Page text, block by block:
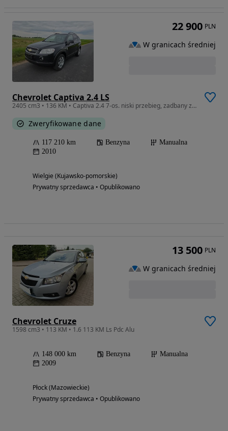
Chevrolet Captiva 2.4 LS
2405 cm3 • 136 KM • Captiva 2.4 7-os. niski przebieg, zadbany zobacz jaki ładny
Zweryfikowane dane
117 210 km Benzyna
Manualna
2010
Wielgie (Kujawsko-pomorskie)
Prywatny sprzedawca • Opublikowano
22 900 PLN
W granicach średniej
Chevrolet Cruze
1598 cm3 • 113 KM • 1.6 113 KM Ls Pdc Alu
148 000 km Benzyna
Manualna
2009
Płock (Mazowieckie)
Prywatny sprzedawca • Opublikowano
13 500 PLN
W granicach średniej